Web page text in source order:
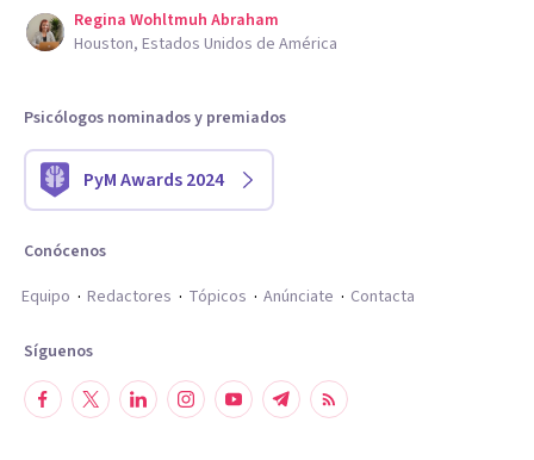
Regina Wohltmuh Abraham
Houston, Estados Unidos de América
Psicólogos nominados y premiados
PyM Awards 2024
Conócenos
Equipo
Redactores Tópicos Anúnciate Contacta
Síguenos